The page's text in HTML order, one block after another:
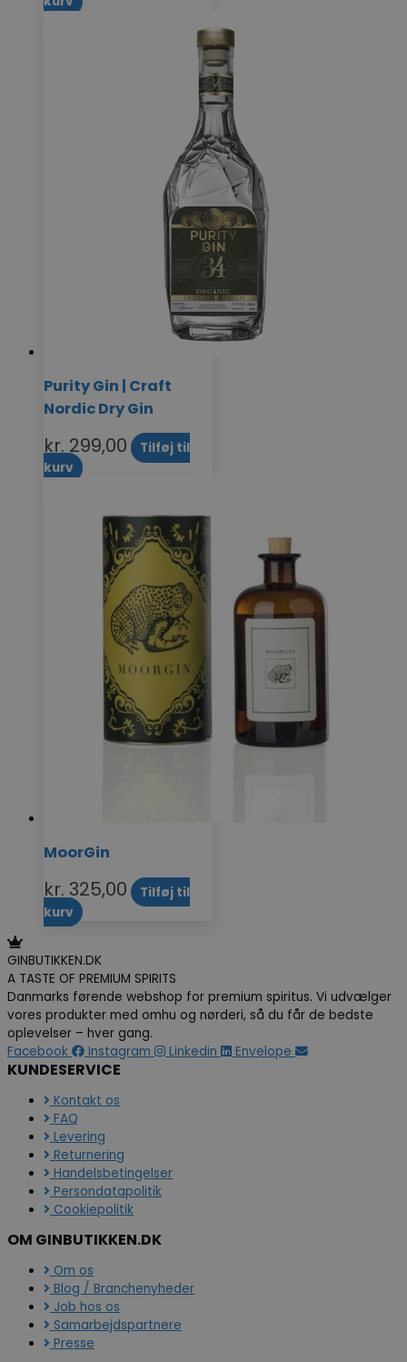
Purity Gin | Craft
Nordic Dry Gin
kr. 299,00
Tilføj til
kurv
MoorGin
kr. 325,00
Tilføj til
kurv
GINBUTIKKEN.DK
A TASTE OF PREMIUM SPIRITS
Danmarks førende webshop for premium spiritus. Vi udvælger
vores produkter med omhu og nørderi, så du får de bedste
oplevelser – hver gang.
Facebook
Instagram Linkedin Envelope
KUNDESERVICE
Kontakt os
FAQ
Levering
Returnering
Handelsbetingelser
Persondatapolitik
Cookiepolitik
OM GINBUTIKKEN.DK
Om os
Blog / Branchenyheder
Job hos os
Samarbejdspartnere
Presse